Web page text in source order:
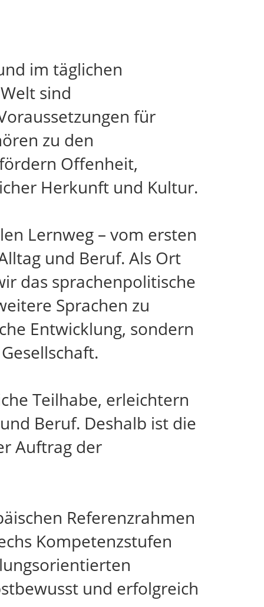
im täglichen
sind
für
zu den
Offenheit,
Herkunft und Kultur.
Lernweg – vom ersten
und Beruf. Als Ort
das sprachenpolitische
Sprachen zu
Entwicklung, sondern
Teilhabe, erleichtern
Beruf. Deshalb ist die
Auftrag der
Referenzrahmen
Kompetenzstufen
und erfolgreich